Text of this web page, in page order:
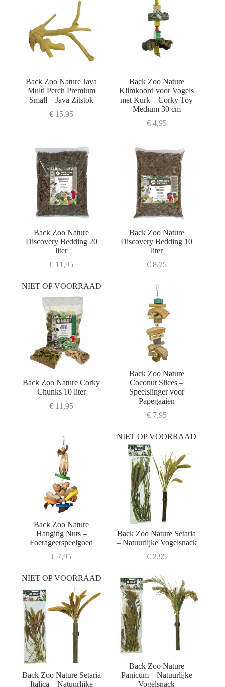
Back Zoo Nature Java
Multi Perch Premium
Small – Java Zitstok
€ 15,95
Back Zoo Nature
Klimkoord voor Vogels
met Kurk – Corky Toy
Medium 30 cm
€4,95
Back Zoo Nature
Discovery Bedding 20
liter
€ 11,95
Back Zoo Nature
Discovery Bedding 10
liter
€8,75
NIET OP VOORRAAD
Back Zoo Nature Corky
Chunks 10 liter
€ 11,95
Back Zoo Nature
Coconut Slices –
Speelslinger voor
Papegaaien
€7,95
Back Zoo Nature
Hanging Nuts –
Foerageerspeelgoed
€ 7,95
NIET OP VOORRAAD
Back Zoo Nature Setaria
– Natuurlijke Vogelsnack
€2,95
NIET OP VOORRAAD
Back Zoo Nature Setaria
Italica – Natuurlijke
Back Zoo Nature
Panicum – Natuurlijke
Vogelsnack